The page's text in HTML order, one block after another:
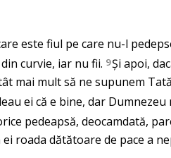
este fiul pe care nu-l
curvie, iar nu fii. 9Și apoi,
mai mult să ne supunem
ei că e bine, dar
pedeapsă, deocamdată,
roada dătătoare de pace a